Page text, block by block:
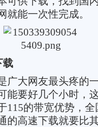
就能一次性完成。
大网友最头疼的
能要好几个小时，
115的带宽优势，
的高速下载就要比